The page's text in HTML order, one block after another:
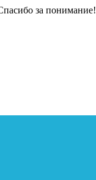
за понимание!